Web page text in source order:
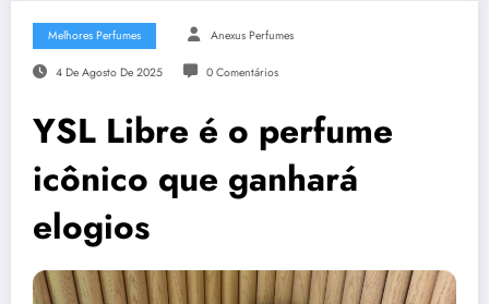
Melhores Perfumes Anexus Perfumes
4 De Agosto De 2025 0 Comentários
YSL Libre é o perfume
icônico que ganhará
elogios